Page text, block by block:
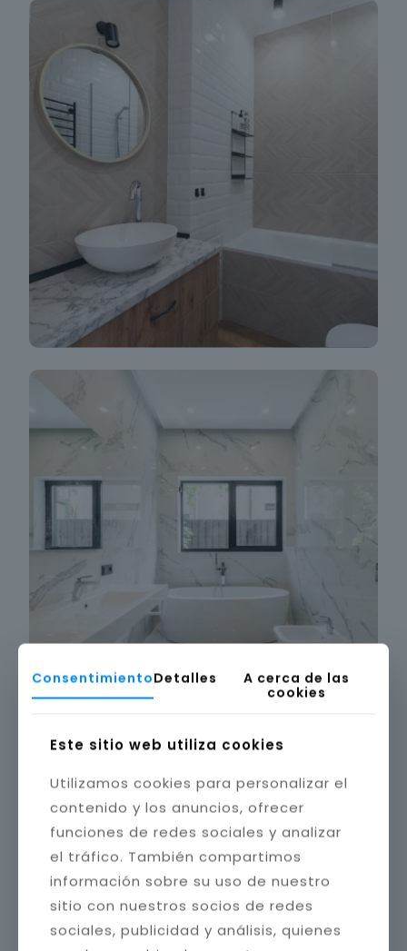
ConsentimientoDetalles
A cerca de las
cookies
Este sitio web utiliza cookies
Utilizamos cookies para personalizar el
contenido y los anuncios, ofrecer
funciones de redes sociales y analizar
el tráfico. También compartimos
información sobre su uso de nuestro
sitio con nuestros socios de redes
sociales, publicidad y análisis, quienes